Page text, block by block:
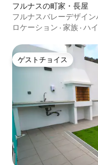
フルナスの町家・長屋
フルナスバレーデザイン
ロケーション · 家族 · ハ
ゲストチョイス
ゲストチョイス